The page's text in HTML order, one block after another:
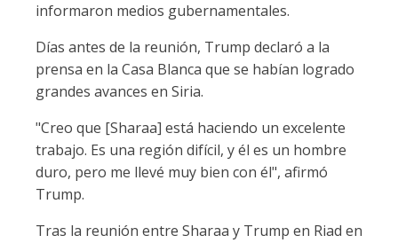
informaron medios gubernamentales.
Días antes de la reunión, Trump declaró a la
prensa en la Casa Blanca que se habían logrado
grandes avances en Siria.
"Creo que [Sharaa] está haciendo un excelente
trabajo. Es una región difícil, y él es un hombre
duro, pero me llevé muy bien con él", afirmó
Trump.
Tras la reunión entre Sharaa y Trump en Riad en